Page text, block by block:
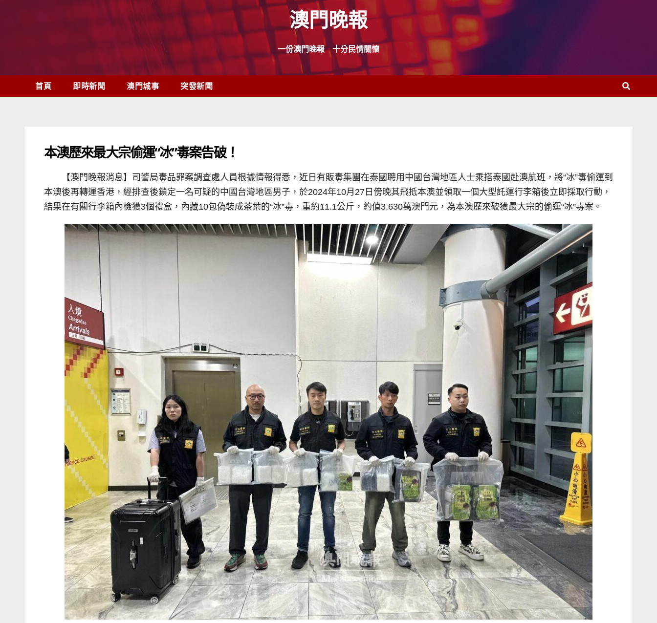
澳門晚報
一份澳門晚報 十分民情關懷
首頁 即時新聞 澳門城事 突發新聞
本澳歷來最大宗偷運“冰”毒案告破！
【澳門晚報消息】司警局毒品罪案調查處人員根據情報得悉，近日有販毒集團在泰國聘用中國台灣地區人士乘搭泰國赴澳航班，將“冰”毒偷運到
本澳後再轉運香港，經排查後鎖定一名可疑的中國台灣地區男子，於2024年10月27日傍晚其飛抵本澳並領取一個大型託運行李箱後立即採取行動，
結果在有關行李箱內檢獲3個禮盒，內藏10包偽裝成茶葉的“冰”毒，重約11.1公斤，約值3,630萬澳門元，為本澳歷來破獲最大宗的偷運“冰”毒案。